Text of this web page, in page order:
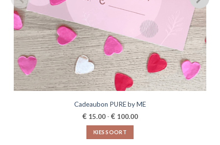
Cadeaubon PURE by ME
€ 15.00 - € 100.00Prijsklasse:
€15.00
KIES SOORT